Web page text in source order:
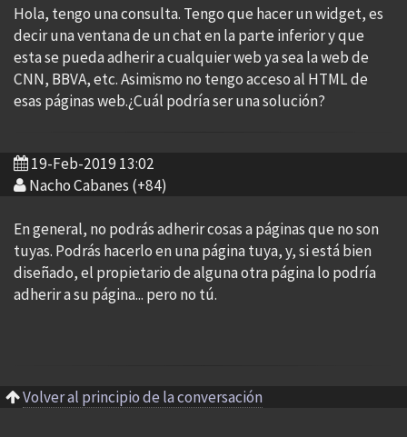
Hola, tengo una consulta. Tengo que hacer un widget, es
decir una ventana de un chat en la parte inferior y que
esta se pueda adherir a cualquier web ya sea la web de
CNN, BBVA, etc. Asimismo no tengo acceso al HTML de
esas páginas web.¿Cuál podría ser una solución?
19-Feb-2019 13:02
Nacho Cabanes (+84)
En general, no podrás adherir cosas a páginas que no son
tuyas. Podrás hacerlo en una página tuya, y, si está bien
diseñado, el propietario de alguna otra página lo podría
adherir a su página... pero no tú.
Volver al principio de la conversación